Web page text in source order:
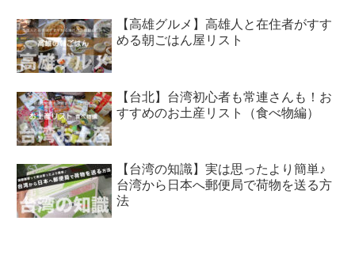
【高雄グルメ】高雄人と在住者がすす
める朝ごはん屋リスト
【台北】台湾初心者も常連さんも！お
すすめのお土産リスト（食べ物編）
【台湾の知識】実は思ったより簡単♪
台湾から日本へ郵便局で荷物を送る方
法